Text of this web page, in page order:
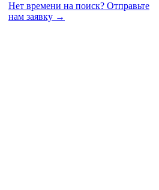
Нет времени на поиск? Отправьте
нам заявку →